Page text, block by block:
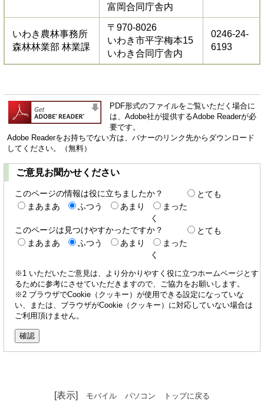
富岡合同庁舎内
いわき農林事務所
森林林業部 林業課
〒970-8026
いわき市平字梅本15
いわき合同庁舎内
0246-24-
6193
PDF形式のファイルをご覧いただく場合に
は、Adobe社が提供するAdobe Readerが必
要です。
Adobe Readerをお持ちでない方は、バナーのリンク先からダウンロード
してください。（無料）
ご意見お聞かせください
このページの情報は役に立ちましたか？
とても
まあまあ
ふつう あまり
まった
く
このページは見つけやすかったですか？
とても
まあまあ
ふつう あまり
まった
く
※1 いただいたご意見は、より分かりやすく役に立つホームページとす
るために参考にさせていただきますので、ご協力をお願いします。
※2 ブラウザでCookie（クッキー）が使用できる設定になっていな
い、または、ブラウザがCookie（クッキー）に対応していない場合は
ご利用頂けません。
[表示] モバイル パソコン トップに戻る